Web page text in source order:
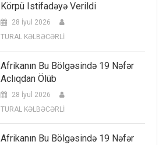
Körpü Istifadəyə Verildi
28 İyul 2026
TURAL KƏLBƏCƏRLİ
Afrikanın Bu Bölgəsində 19 Nəfər
Aclıqdan Ölüb
28 İyul 2026
TURAL KƏLBƏCƏRLİ
Afrikanın Bu Bölgəsində 19 Nəfər